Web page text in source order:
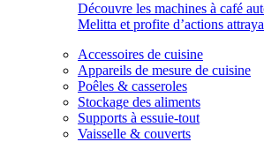
Découvre les machines à café
Melitta et profite d’actions
Accessoires de cuisine
Appareils de mesure de cuisine
Poêles & casseroles
Stockage des aliments
Supports à essuie-tout
Vaisselle & couverts